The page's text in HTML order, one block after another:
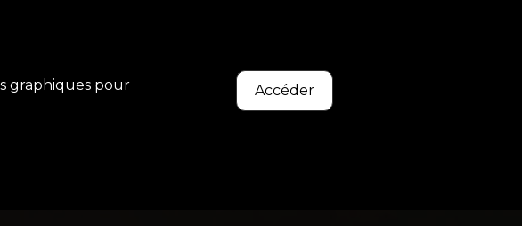
graphiques pour
Accéder